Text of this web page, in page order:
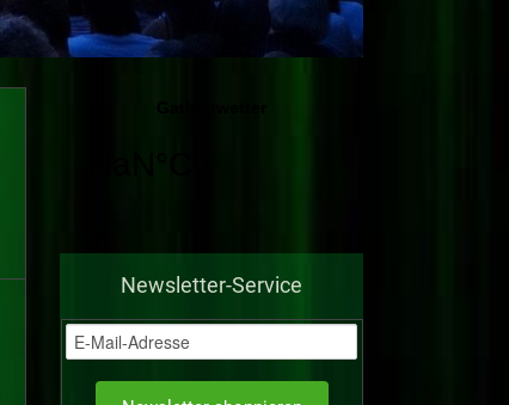
Newsletter-Service